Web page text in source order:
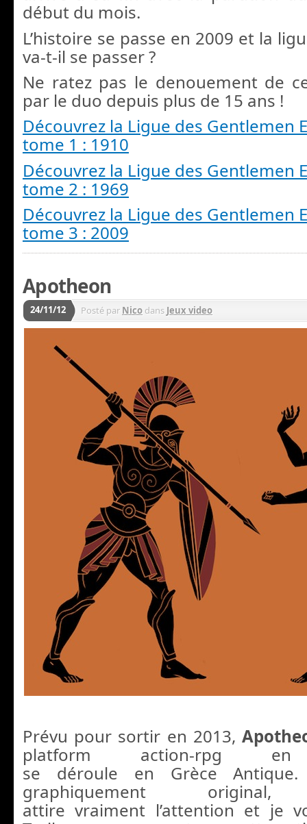
début du mois.
L’histoire se passe en 2009 et la
va-t-il se passer ?
Ne ratez pas le denouement de
par le duo depuis plus de 15 ans !
Découvrez la Ligue des Gentlemen
tome 1 : 1910
Découvrez la Ligue des Gentlemen
tome 2 : 1969
Découvrez la Ligue des Gentlemen
tome 3 : 2009
Apotheon
24/11/12 Posté par Nico dans Jeux video
Prévu pour sortir en 2013,
platform action-rpg
se déroule en Grèce
graphiquement
attire vraiment l’attention et je